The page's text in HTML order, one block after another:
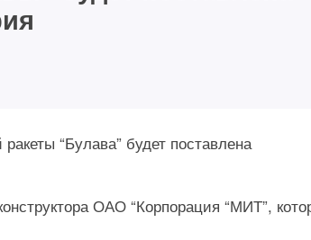
“Булава” будет поставлена
ОАО “Корпорация “МИТ”,